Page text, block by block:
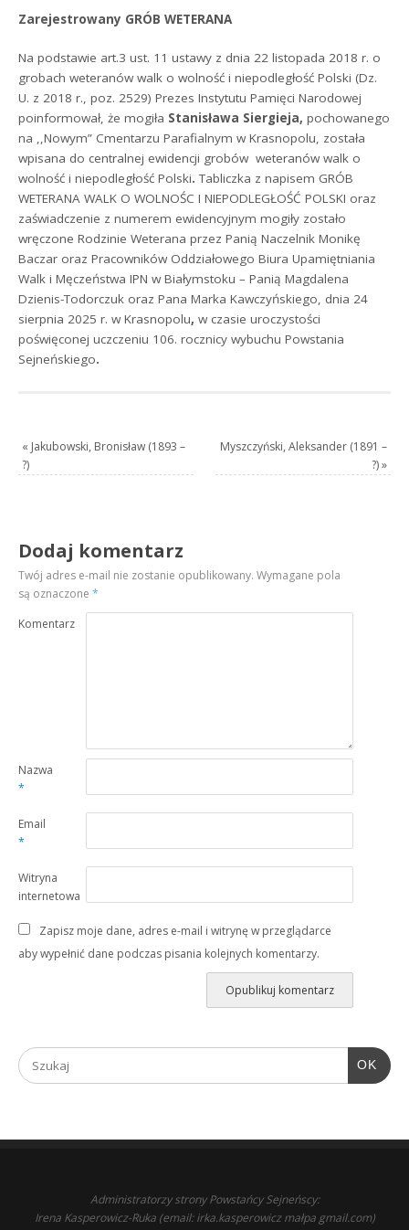
Zarejestrowany GRÓB WETERANA
Na podstawie art.3 ust. 11 ustawy z dnia 22 listopada 2018 r. o
grobach weteranów walk o wolność i niepodległość Polski (Dz.
U. z 2018 r., poz. 2529) Prezes Instytutu Pamięci Narodowej
poinformował, że mogiła Stanisława Siergieja, pochowanego
na ,,Nowym” Cmentarzu Parafialnym w Krasnopolu, została
wpisana do centralnej ewidencji grobów weteranów walk o
wolność i niepodległość Polski. Tabliczka z napisem GRÓB
WETERANA WALK O WOLNOŚC I NIEPODLEGŁOŚĆ POLSKI oraz
zaświadczenie z numerem ewidencyjnym mogiły zostało
wręczone Rodzinie Weterana przez Panią Naczelnik Monikę
Baczar oraz Pracowników Oddziałowego Biura​ Upamiętniania
Walk i Męczeństwa IPN w Białymstoku – Panią Magdalena
Dzienis-Todorczuk oraz Pana Marka Kawczyńskiego, dnia 24
sierpnia 2025 r. w Krasnopolu,w czasie uroczystości
poświęconej uczczeniu 106. rocznicy wybuchu Powstania
Sejneńskiego.
« Jakubowski, Bronisław (1893 –
?)
Myszczyński, Aleksander (1891 –
?)»
Dodaj komentarz
Twój adres e-mail nie zostanie opublikowany. Wymagane pola
są oznaczone*
Komentarz
Nazwa
*
Email
*
Witryna
internetowa
Zapisz moje dane, adres e-mail i witrynę w przeglądarce
aby wypełnić dane podczas pisania kolejnych komentarzy.
OK
Administratorzy strony Powstańcy Sejneńscy:
Irena Kasperowicz-Ruka (email: irka.kasperowicz małpa gmail.com)